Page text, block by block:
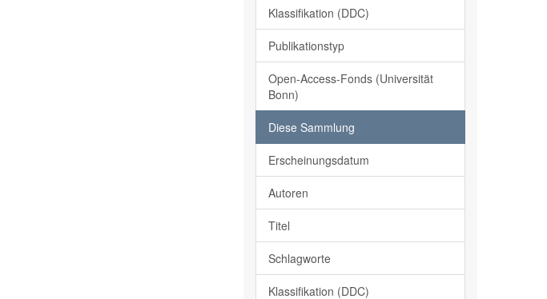
Klassifikation (DDC)
Publikationstyp
Open-Access-Fonds (Universität
Bonn)
Diese Sammlung
Erscheinungsdatum
Autoren
Titel
Schlagworte
Klassifikation (DDC)